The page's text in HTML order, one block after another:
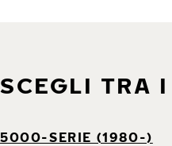
SCEGLI TRA
5000-SERIE (1980-)